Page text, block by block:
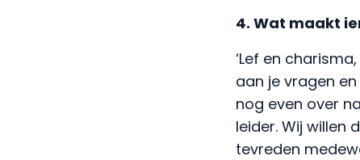
4. Wat maakt
‘Lef en
aan je vragen
nog even over
leider. Wij willen
tevreden